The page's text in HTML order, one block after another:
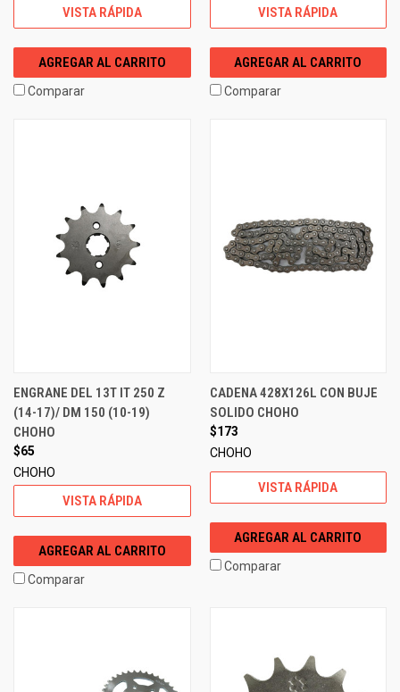
VISTA RÁPIDA
AGREGAR AL CARRITO
Comparar
VISTA RÁPIDA
AGREGAR AL CARRITO
Comparar
ENGRANE DEL 13T IT 250 Z
(14-17)/ DM 150 (10-19)
CHOHO
$65
CHOHO
VISTA RÁPIDA
AGREGAR AL CARRITO
Comparar
CADENA 428X126L CON BUJE
SOLIDO CHOHO
$173
CHOHO
VISTA RÁPIDA
AGREGAR AL CARRITO
Comparar